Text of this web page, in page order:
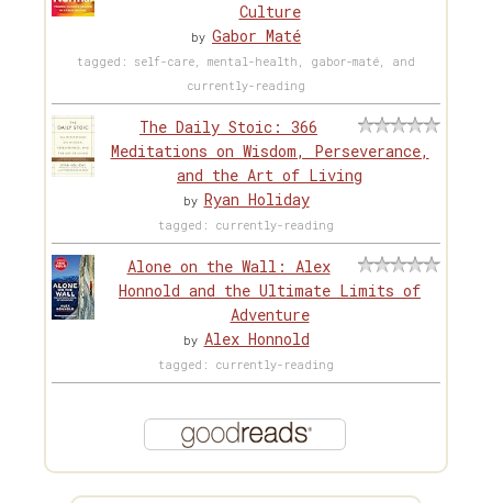
Culture
by Gabor Maté
tagged: self-care, mental-health, gabor-maté, and
currently-reading
The Daily Stoic: 366
Meditations on Wisdom, Perseverance,
and the Art of Living
by Ryan Holiday
tagged: currently-reading
Alone on the Wall: Alex
Honnold and the Ultimate Limits of
Adventure
by Alex Honnold
tagged: currently-reading